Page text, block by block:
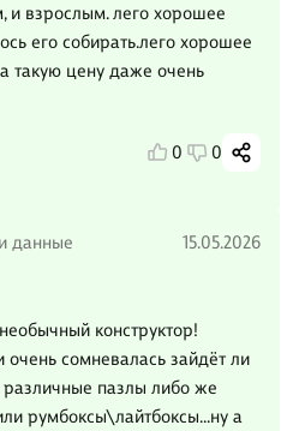
и взрослым. лего хорошее
его собирать.лего хорошее
такую цену даже очень
0 0
данные 15.05.2026
конструктор!
очень сомневалась зайдёт ли
пазлы либо же
румбоксы\лайтбоксы...ну а